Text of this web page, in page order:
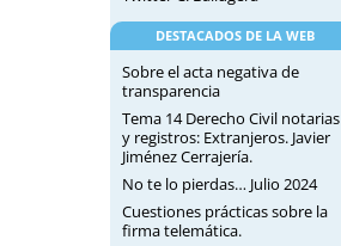
DESTACADOS DE LA WEB
Sobre el acta negativa de
transparencia
Tema 14 Derecho Civil notarias
y registros: Extranjeros. Javier
Jiménez Cerrajería.
No te lo pierdas… Julio 2024
Cuestiones prácticas sobre la
firma telemática.